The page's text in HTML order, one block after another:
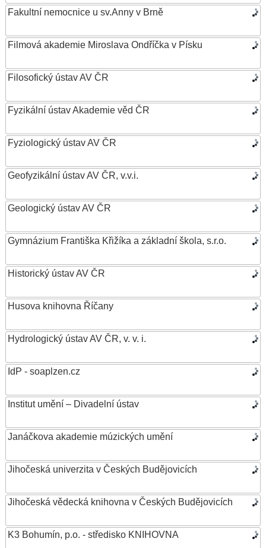
Fakultní nemocnice u sv.Anny v Brně
Filmová akademie Miroslava Ondříčka v Písku
Filosofický ústav AV ČR
Fyzikální ústav Akademie věd ČR
Fyziologický ústav AV ČR
Geofyzikální ústav AV ČR, v.v.i.
Geologický ústav AV ČR
Gymnázium Františka Křižíka a základní škola, s.r.o.
Historický ústav AV ČR
Husova knihovna Říčany
Hydrologický ústav AV ČR, v. v. i.
IdP - soaplzen.cz
Institut umění – Divadelní ústav
Janáčkova akademie múzických umění
Jihočeská univerzita v Českých Budějovicích
Jihočeská vědecká knihovna v Českých Budějovicích
K3 Bohumín, p.o. - středisko KNIHOVNA